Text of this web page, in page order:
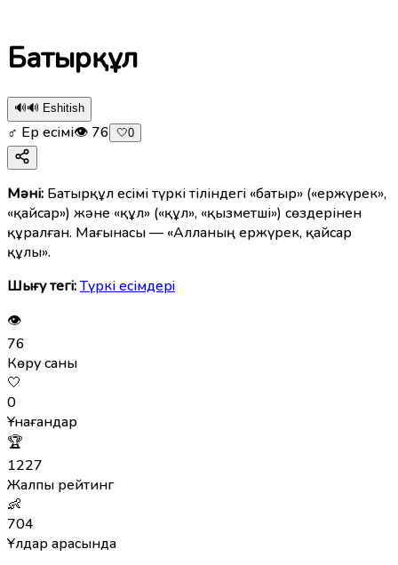
Батырқұл
🔊🔊 Eshitish
♂ Ер есімі👁 76 🤍0
Мәні: Батырқұл есімі түркі тіліндегі «батыр» («ержүрек»,
«қайсар») және «құл» («құл», «қызметші») сөздерінен
құралған. Мағынасы — «Алланың ержүрек, қайсар
құлы».
Шығу тегі:Түркі есімдерi
👁
76
Көру саны
🤍
0
Ұнағандар
🏆
1227
Жалпы рейтинг
👶
704
Ұлдар арасында